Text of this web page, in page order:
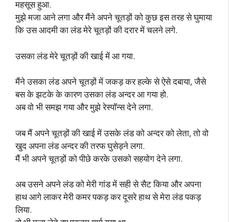
महसूस हुआ.
मुझे मजा आने लगा और मैंने अपने चूतड़ों को कुछ इस तरह से घुमाया
कि उस आदमी का लंड मेरे चूतड़ों की दरार में चलने लगे.
उसका लंड मेरे चूतड़ों की खाई में आ गया.
मैंने उसका लंड अपने चूतड़ों में जकड़ कर हल्के से ऐसे दबाया, जैसे
बस के झटके के कारण उसका लंड अन्दर आ गया हो.
अब वो भी समझ गया और मुझे रेस्पॉन्स देने लगा.
जब मैं अपने चूतड़ों की खाई में उसके लंड को अन्दर को लेता, तो वो
खुद अपना लंड अन्दर की तरफ घुसेड़ने लगा.
मैं भी अपने चूतड़ों को पीछे करके उसको सहयोग देने लगा.
अब उसने अपने लंड को मेरी गांड में सही से सैट किया और अपना
हाथ आगे लाकर मेरी कमर पकड़ कर दूसरे हाथ से मेरा लंड पकड़
लिया.